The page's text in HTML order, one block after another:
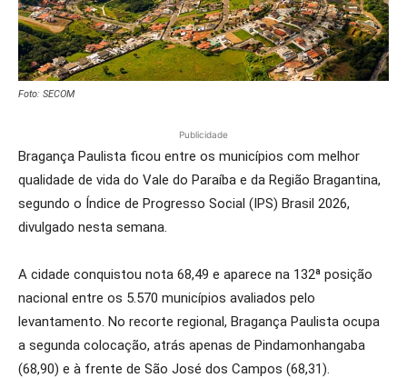
Foto: SECOM
Publicidade
Bragança Paulista ficou entre os municípios com melhor
qualidade de vida do Vale do Paraíba e da Região Bragantina,
segundo o Índice de Progresso Social (IPS) Brasil 2026,
divulgado nesta semana.
A cidade conquistou nota 68,49 e aparece na 132ª posição
nacional entre os 5.570 municípios avaliados pelo
levantamento. No recorte regional, Bragança Paulista ocupa
a segunda colocação, atrás apenas de Pindamonhangaba
(68,90) e à frente de São José dos Campos (68,31).